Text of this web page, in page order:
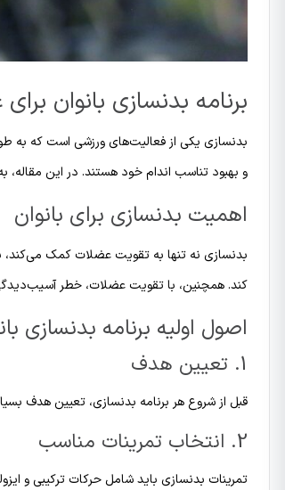
برنامه بدنسازی بانوان
بدنسازی یکی از فعالیت‌های ورزشی است که به
و بهبود تناسب اندام خود هستند. در این مقاله،
اهمیت بدنسازی برای بانوان
بدنسازی نه تنها به تقویت عضلات کمک می‌کند،
کند. همچنین، با تقویت عضلات، خطر
اصول اولیه برنامه بدنسازی
1. تعیین هدف
قبل از شروع هر برنامه بدنسازی، تعیین هدف
2. انتخاب تمرینات مناسب
تمرینات بدنسازی باید شامل حرکات ترکیبی و